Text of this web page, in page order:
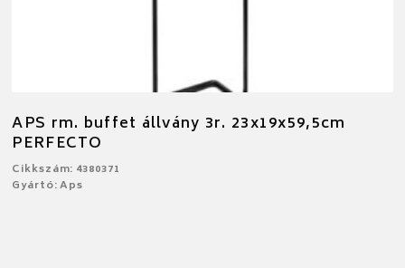
APS rm. buffet állvány 3r. 23x19x59,5cm
PERFECTO
Cikkszám: 4380371
Gyártó: Aps